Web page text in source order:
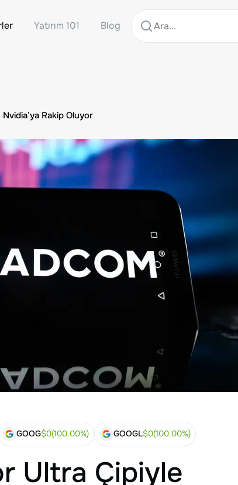
Yatırım 101 Blog
Rakip Oluyor
GOOG$0(100.00%) GOOGL$0(100.00%)
Ultra Çipiyle